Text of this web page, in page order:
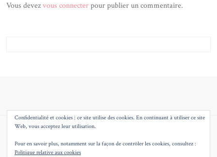
Vous devezvous connecterpour publier un commentaire.
JUSTGOODTHEMES.COM
Confidentialité et cookies : ce site utilise des cookies. En continuant à utiliser ce site
Web, vous acceptez leur utilisation.
Pour en savoir plus, notamment sur la façon de contrôler les cookies, consultez :
Politique relative aux cookies